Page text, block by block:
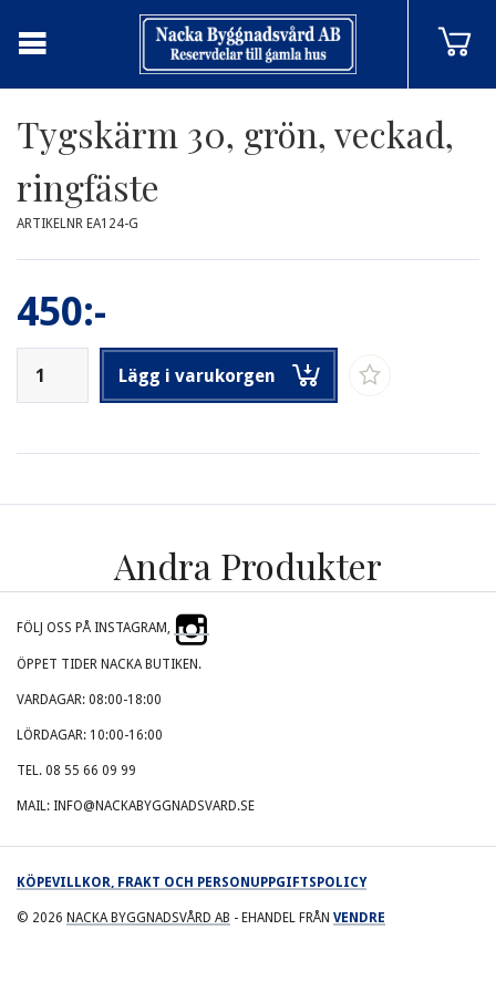
Tygskärm 30, grön, veckad,
ringfäste
ARTIKELNR EA124-G
450:-
Lägg i varukorgen
Andra Produkter
FÖLJ OSS PÅ INSTAGRAM,
ÖPPET TIDER NACKA BUTIKEN.
VARDAGAR: 08:00-18:00
LÖRDAGAR: 10:00-16:00
TEL. 08 55 66 09 99
MAIL: INFO@NACKABYGGNADSVARD.SE
KÖPEVILLKOR, FRAKT OCH PERSONUPPGIFTSPOLICY
© 2026 NACKA BYGGNADSVÅRD AB - EHANDEL FRÅN VENDRE